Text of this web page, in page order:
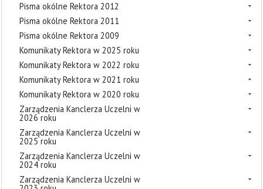
Pisma okólne Rektora 2012
Pisma okólne Rektora 2011
Pisma okólne Rektora 2009
Komunikaty Rektora w 2025 roku
Komunikaty Rektora w 2022 roku
Komunikaty Rektora w 2021 roku
Komunikaty Rektora w 2020 roku
Zarządzenia Kanclerza Uczelni w
2026 roku
Zarządzenia Kanclerza Uczelni w
2025 roku
Zarządzenia Kanclerza Uczelni w
2024 roku
Zarządzenia Kanclerza Uczelni w